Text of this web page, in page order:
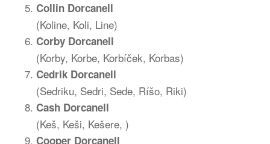
Collin Dorcanell
(Koline, Koli, Line)
Corby Dorcanell
(Korby, Korbe, Korbíček, Korbas)
Cedrik Dorcanell
(Sedriku, Sedri, Sede, Ríšo, Riki)
Cash Dorcanell
(Keš, Keši, Kešere, )
Cooper Dorcanell